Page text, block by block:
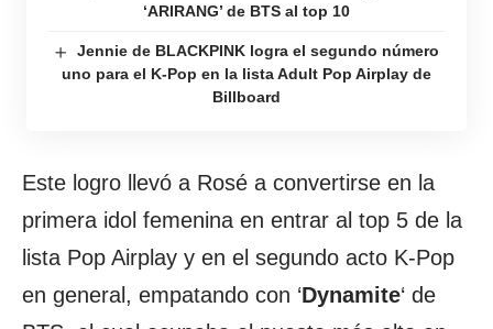
‘ARIRANG’ de BTS al top 10
Jennie de BLACKPINK logra el segundo número
uno para el K-Pop en la lista Adult Pop Airplay de
Billboard
Este logro llevó a Rosé a convertirse en la
primera idol femenina en entrar al top 5 de la
lista Pop Airplay y en el segundo acto K-Pop
en general, empatando con ‘Dynamite‘ de